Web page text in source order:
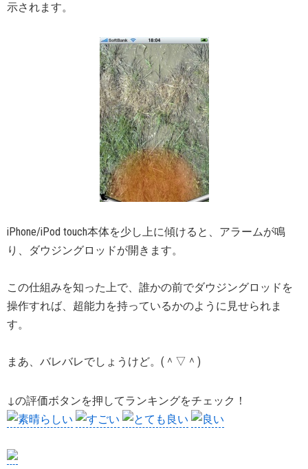
示されます。
iPhone/iPod touch本体を少し上に傾けると、アラームが鳴
り、ダウジングロッドが開きます。
この仕組みを知った上で、誰かの前でダウジングロッドを
操作すれば、超能力を持っているかのように見せられま
す。
まあ、バレバレでしょうけど。(＾▽＾)
↓の評価ボタンを押してランキングをチェック！